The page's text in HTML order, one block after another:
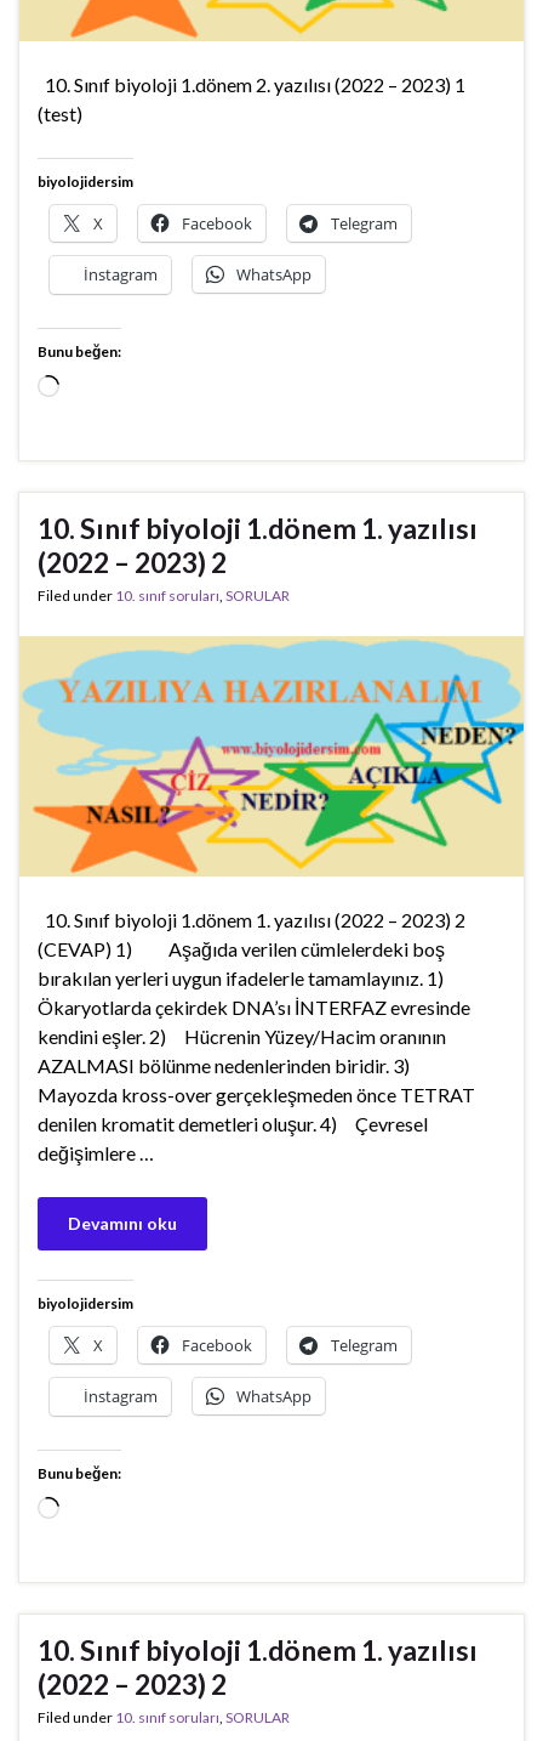
10. Sınıf biyoloji 1.dönem 2. yazılısı (2022 – 2023) 1
(test)
biyolojidersim
X Facebook Telegram
İnstagram WhatsApp
Bunu beğen:
Yükleniyor...
10. Sınıf biyoloji 1.dönem 1. yazılısı
(2022 – 2023) 2
Filed under 10. sınıf soruları, SORULAR
10. Sınıf biyoloji 1.dönem 1. yazılısı (2022 – 2023) 2
(CEVAP) 1) Aşağıda verilen cümlelerdeki boş
bırakılan yerleri uygun ifadelerle tamamlayınız. 1)
Ökaryotlarda çekirdek DNA’sı İNTERFAZ evresinde
kendini eşler. 2) Hücrenin Yüzey/Hacim oranının
AZALMASI bölünme nedenlerinden biridir. 3)
Mayozda kross-over gerçekleşmeden önce TETRAT
denilen kromatit demetleri oluşur. 4) Çevresel
değişimlere …
Devamını oku
biyolojidersim
X Facebook Telegram
İnstagram WhatsApp
Bunu beğen:
Yükleniyor...
10. Sınıf biyoloji 1.dönem 1. yazılısı
(2022 – 2023) 2
Filed under 10. sınıf soruları SORULAR